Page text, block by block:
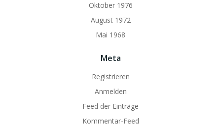
Oktober 1976
August 1972
Mai 1968
Meta
Registrieren
Anmelden
Feed der Einträge
Kommentar-Feed